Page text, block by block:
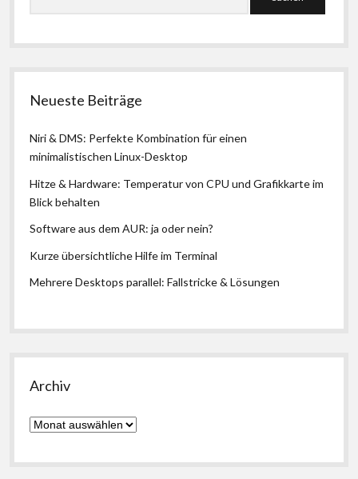
Neueste Beiträge
Niri & DMS: Perfekte Kombination für einen
minimalistischen Linux-Desktop
Hitze & Hardware: Temperatur von CPU und Grafikkarte im
Blick behalten
Software aus dem AUR: ja oder nein?
Kurze übersichtliche Hilfe im Terminal
Mehrere Desktops parallel: Fallstricke & Lösungen
Archiv
Archiv